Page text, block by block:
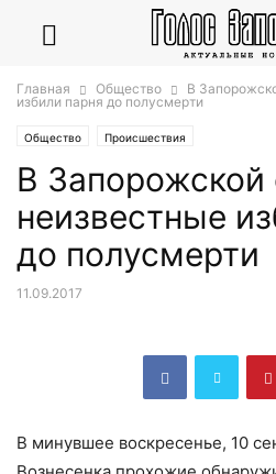
Главная Общество
В
избили парня до полусмерти
Общество Происшествия
В Запорожской
неизвестные
до полусмерти
11.09.2017
В минувшее воскресенье, 10